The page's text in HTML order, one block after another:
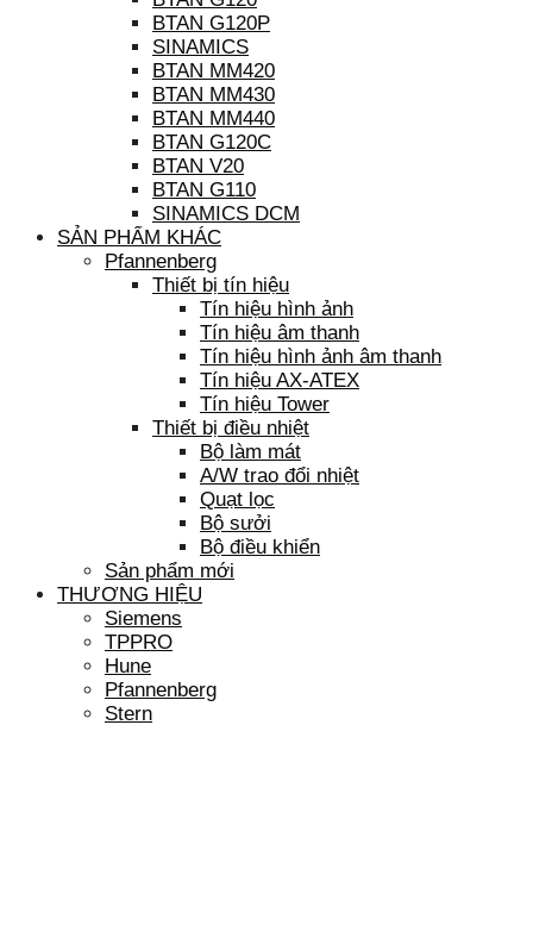
BTAN G120P
SINAMICS
BTAN MM420
BTAN MM430
BTAN MM440
BTAN G120C
BTAN V20
BTAN G110
SINAMICS DCM
SẢN PHẨM KHÁC
Pfannenberg
Thiết bị tín hiệu
Tín hiệu hình ảnh
Tín hiệu âm thanh
Tín hiệu hình ảnh âm thanh
Tín hiệu AX-ATEX
Tín hiệu Tower
Thiết bị điều nhiệt
Bộ làm mát
A/W trao đổi nhiệt
Quạt lọc
Bộ sưởi
Bộ điều khiển
Sản phẩm mới
THƯƠNG HIỆU
Siemens
TPPRO
Hune
Pfannenberg
Stern